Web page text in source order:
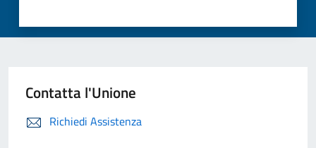
Contatta l'Unione
Richiedi Assistenza